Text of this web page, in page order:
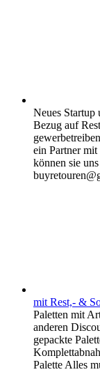
Neues Startup
Bezug auf
ein Partner
können sie
mit Rest,- &
Paletten mit
anderen
gepackte
Palette Alles